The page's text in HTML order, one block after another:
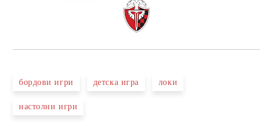
бордови игри детска игра локи
настолни игри